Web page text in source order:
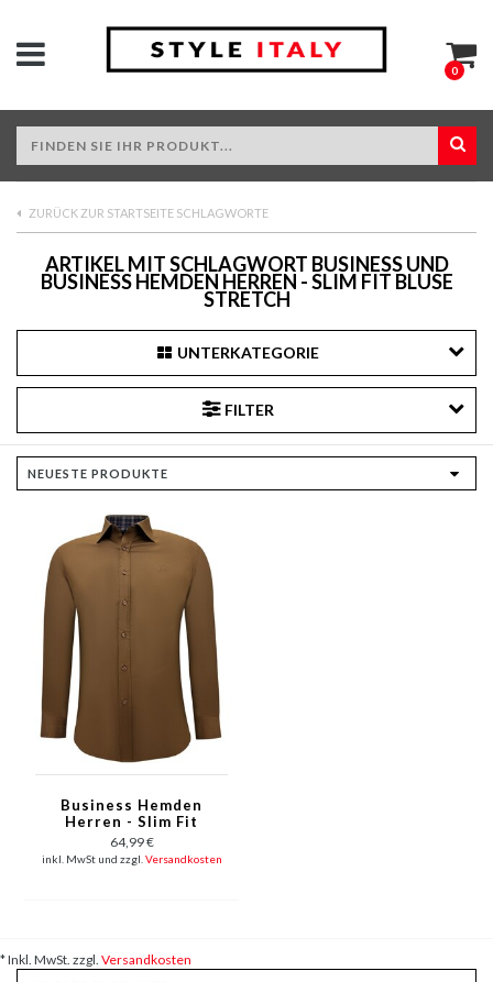
0
ZURÜCK ZUR STARTSEITE SCHLAGWORTE
ARTIKEL MIT SCHLAGWORT BUSINESS UND
BUSINESS HEMDEN HERREN - SLIM FIT BLUSE
STRETCH
UNTERKATEGORIE
FILTER
Business Hemden
Herren - Slim Fit
Bluse Stretch
64,99 €
inkl. MwSt und zzgl. Versandkosten
* Inkl. MwSt. zzgl. Versandkosten